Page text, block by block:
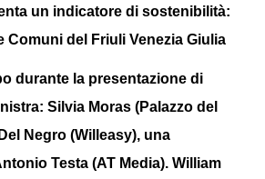
un indicatore di sostenibilità:
Comuni del Friuli Venezia Giulia